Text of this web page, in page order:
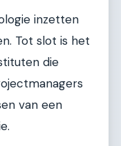
inzetten
Tot slot is het
die
van een